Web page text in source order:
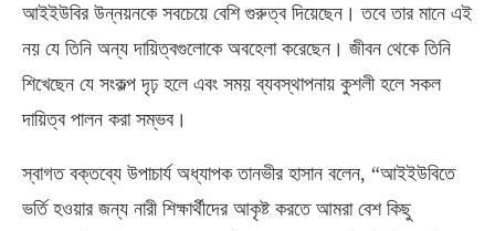
আইইউবির উন্নয়নকে সবচেয়ে বেশি গুরুত্ব দিয়েছেন। তবে তার মানে এই
নয় যে তিনি অন্য দায়িত্বগুলোকে অবহেলা করেছেন। জীবন থেকে তিনি
শিখেছেন যে সংকল্প দৃঢ় হলে এবং সময় ব্যবস্থাপনায় কুশলী হলে সকল
দায়িত্ব পালন করা সম্ভব।
স্বাগত বক্তব্যে উপাচার্য অধ্যাপক তানভীর হাসান বলেন, “আইইউবিতে
ভর্তি হওয়ার জন্য নারী শিক্ষার্থীদের আকৃষ্ট করতে আমরা বেশ কিছু